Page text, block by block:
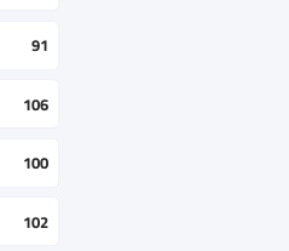
91
106
100
102